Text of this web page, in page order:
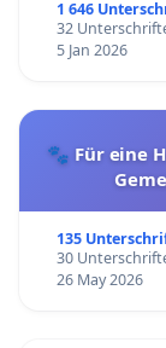
1 646
32
5 Jan 2026
🐾 Für eine
135
30
26 May 2026